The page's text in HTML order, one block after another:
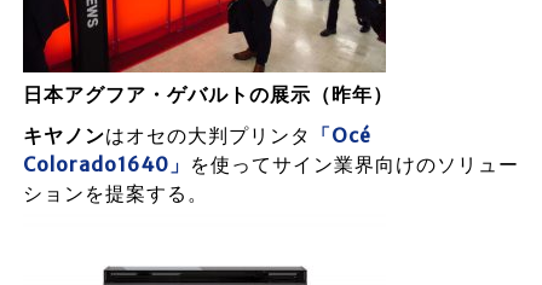
日本アグフア・ゲバルトの展示（昨年）
キヤノンはオセの大判プリンタ 「Océ
Colorado1640」 を使ってサイン業界向けのソリュー
ションを提案する。